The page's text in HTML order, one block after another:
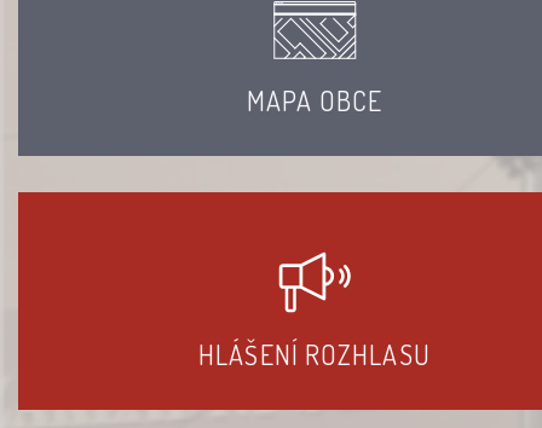
MAPA OBCE
HLÁŠENÍ ROZHLASU